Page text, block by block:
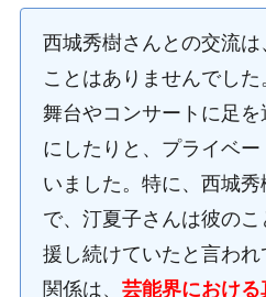
西城秀樹さんとの交流
ことはありませんでし
舞台やコンサートに足
にしたりと、プライベ
いました。特に、西城
で、汀夏子さんは彼の
援し続けていたと言わ
関係は、 芸能界におけ